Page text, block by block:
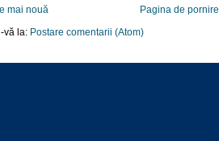
mai nouă
Pagina de pornire
vă la: Postare comentarii (Atom)